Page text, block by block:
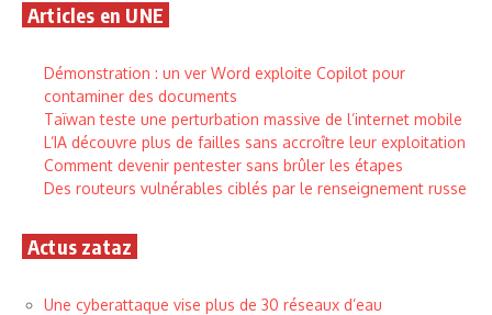
Articles en UNE
Démonstration : un ver Word exploite Copilot pour
contaminer des documents
Taïwan teste une perturbation massive de l’internet mobile
L’IA découvre plus de failles sans accroître leur exploitation
Comment devenir pentester sans brûler les étapes
Des routeurs vulnérables ciblés par le renseignement russe
Actus zataz
Une cyberattaque vise plus de 30 réseaux d’eau